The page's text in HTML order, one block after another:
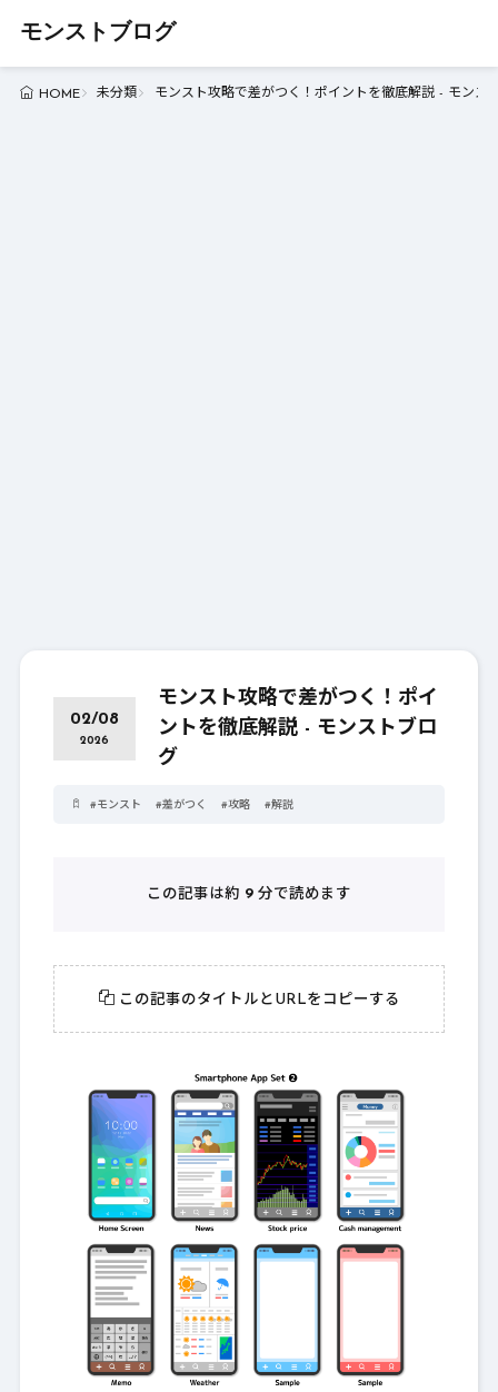
モンストブログ
HOME 未分類 モンスト攻略で差がつく！ポイントを徹底解説 - モンス
02/08
2026
モンスト攻略で差がつく！ポイ
ントを徹底解説 - モンストブロ
グ
#モンスト #差がつく #攻略 #解説
この記事は約 9 分で読めます
この記事のタイトルとURLをコピーする